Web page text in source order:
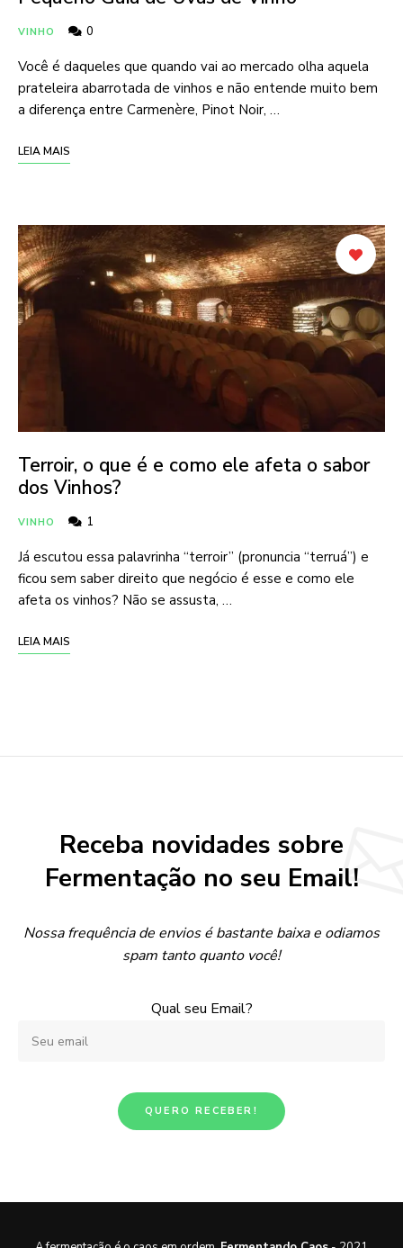
VINHO 0
Você é daqueles que quando vai ao mercado olha aquela
prateleira abarrotada de vinhos e não entende muito bem
a diferença entre Carmenère, Pinot Noir, …
LEIA MAIS
Terroir, o que é e como ele afeta o sabor
dos Vinhos?
VINHO 1
Já escutou essa palavrinha “terroir” (pronuncia “terruá”) e
ficou sem saber direito que negócio é esse e como ele
afeta os vinhos? Não se assusta, …
LEIA MAIS
Receba novidades sobre
Fermentação no seu Email!
Nossa frequência de envios é bastante baixa e odiamos
spam tanto quanto você!
Qual seu Email?